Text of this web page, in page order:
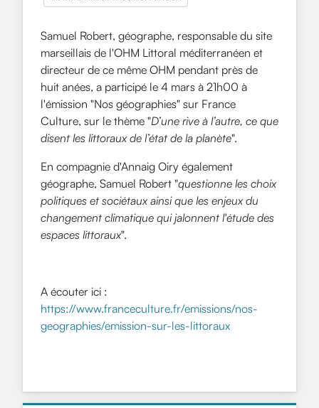
Samuel Robert, géographe, responsable du site
marseillais de l'OHM Littoral méditerranéen et
directeur de ce même OHM pendant près de
huit anées, a participé le 4 mars à 21h00 à
l'émission "Nos géographies" sur France
Culture, sur le thème "D’une rive à l’autre, ce que
disent les littoraux de l’état de la planète".
En compagnie d'Annaig Oiry également
géographe, Samuel Robert "questionne les choix
politiques et sociétaux ainsi que les enjeux du
changement climatique qui jalonnent l'étude des
espaces littoraux".
A écouter ici :
https://www.franceculture.fr/emissions/nos-
geographies/emission-sur-les-littoraux